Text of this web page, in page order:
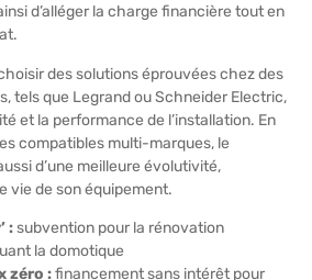
d’alléger la charge financière tout en
des solutions éprouvées chez des
tels que Legrand ou Schneider Electric,
et la performance de l’installation. En
compatibles multi-marques, le
d’une meilleure évolutivité,
vie de son équipement.
:subvention pour la rénovation
la domotique
zéro :financement sans intérêt pour